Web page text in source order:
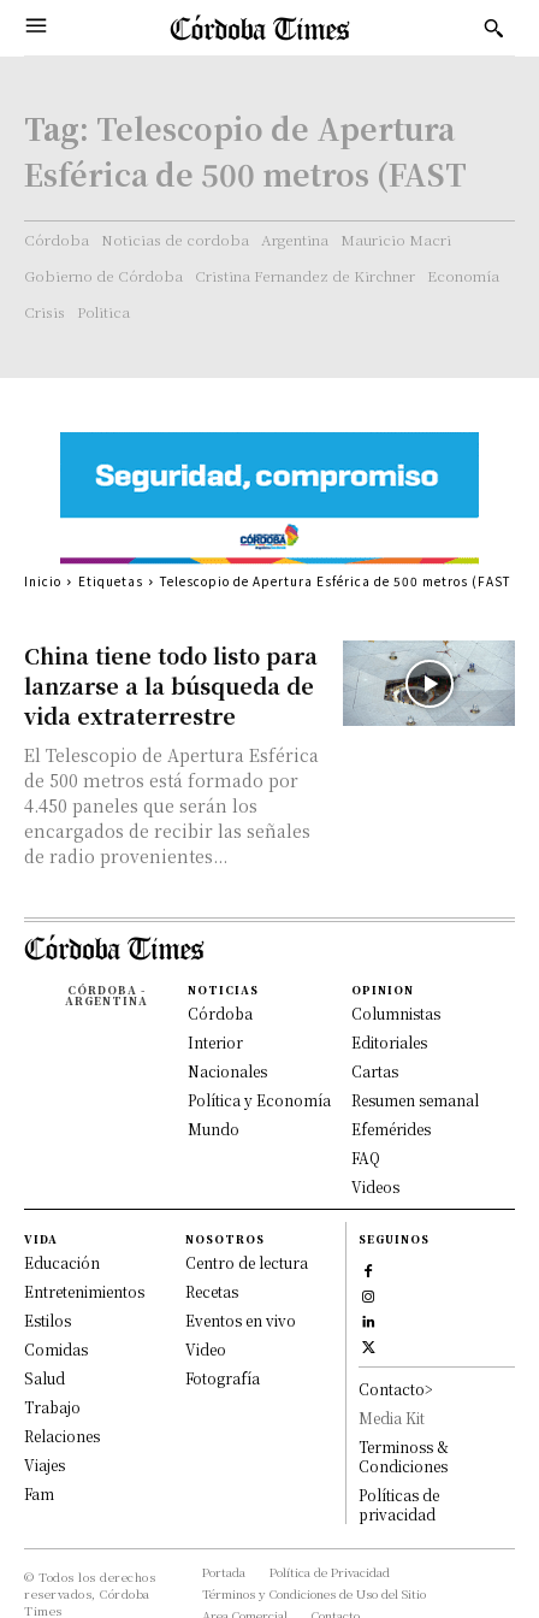
Tag: Telescopio de Apertura
Esférica de 500 metros (FAST
Córdoba Noticias de cordoba Argentina
Mauricio Macri
Gobierno de Córdoba
Cristina Fernandez de Kirchner
Economía
Crisis
Politica
China tiene todo listo para
lanzarse a la búsqueda de
vida extraterrestre
El Telescopio de Apertura Esférica
de 500 metros está formado por
4.450 paneles que serán los
encargados de recibir las señales
de radio provenientes...
Inicio Etiquetas Telescopio de Apertura Esférica de 500 metros (FAST
CÓRDOBA -
ARGENTINA
NOTICIAS
Córdoba
Interior
Nacionales
Política y Economía
Mundo
OPINION
Columnistas
Editoriales
Cartas
Resumen semanal
Efemérides
FAQ
Videos
VIDA
Educación
Entretenimientos
Estilos
Comidas
Salud
Trabajo
Relaciones
Viajes
Fam
NOSOTROS
Centro de lectura
Recetas
Eventos en vivo
Video
Fotografía
SEGUINOS
Contacto>
Media Kit
Terminoss &
Condiciones
Políticas de
privacidad
© Todos los derechos
reservados, Córdoba
Times
Portada
Política de Privacidad
Términos y Condiciones de Uso del Sitio